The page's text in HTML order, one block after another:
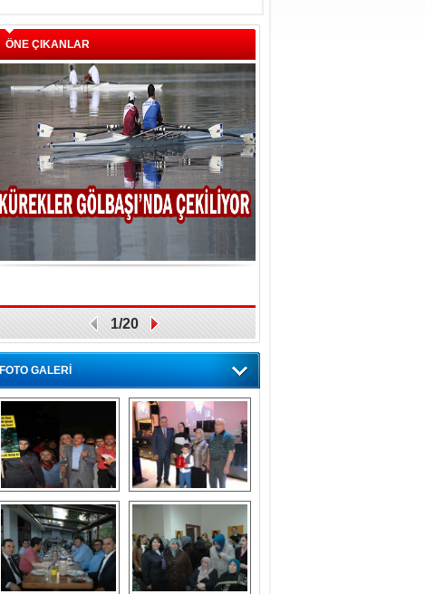
ÖNE ÇIKANLAR
1/20
FOTO GALERİ
Gölbaşı GAZZE
İÇİN YÜRÜDÜ
Kaymakamlıktan
iftar yemeği